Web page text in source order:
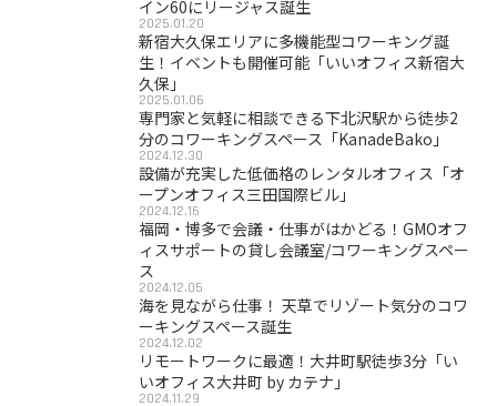
イン60にリージャス誕生
2025.01.20
新宿大久保エリアに多機能型コワーキング誕
生！イベントも開催可能「いいオフィス新宿大
久保」
2025.01.06
専門家と気軽に相談できる下北沢駅から徒歩2
分のコワーキングスペース「KanadeBako」
2024.12.30
設備が充実した低価格のレンタルオフィス「オ
ープンオフィス三田国際ビル」
2024.12.16
福岡・博多で会議・仕事がはかどる！GMOオフ
ィスサポートの貸し会議室/コワーキングスペー
ス
2024.12.05
海を見ながら仕事！ 天草でリゾート気分のコワ
ーキングスペース誕生
2024.12.02
リモートワークに最適！大井町駅徒歩3分「い
いオフィス大井町 by カテナ」
2024.11.29